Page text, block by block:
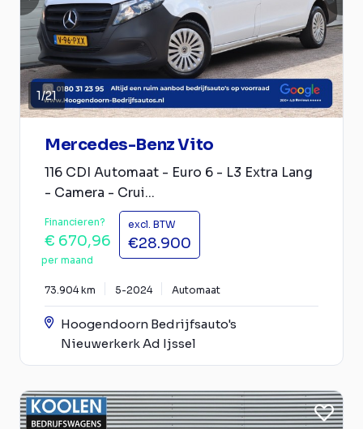
1/21
Mercedes-Benz Vito
116 CDI Automaat - Euro 6 - L3 Extra Lang
- Camera - Crui...
Financieren?
€ 670,96
per maand
excl. BTW
€28.900
73.904 km 5-2024 Automaat
Hoogendoorn Bedrijfsauto's
Nieuwerkerk Ad Ijssel